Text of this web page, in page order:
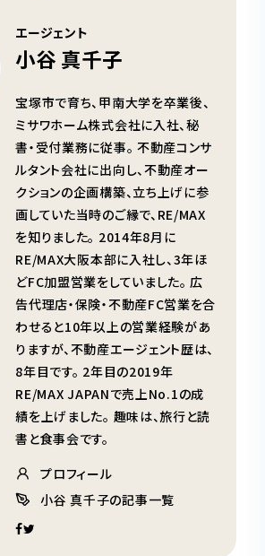
エージェント
小谷 真千子
宝塚市で育ち、甲南大学を卒業後、
ミサワホーム株式会社に入社、秘
書・受付業務に従事。 不動産コンサ
ルタント会社に出向し、不動産オー
クションの企画構築、立ち上げに参
画していた当時のご縁で、RE/MAX
を知りました。 2014年8月に
RE/MAX大阪本部に入社し、3年ほ
どFC加盟営業をしていました。 広
告代理店・保険・不動産FC営業を合
わせると10年以上の営業経験があ
りますが、不動産エージェント歴は、
8年目です。 2年目の2019年
RE/MAX JAPANで売上No.1の成
績を上げました。 趣味は、旅行と読
書と食事会です。
プロフィール
小谷 真千子の記事一覧